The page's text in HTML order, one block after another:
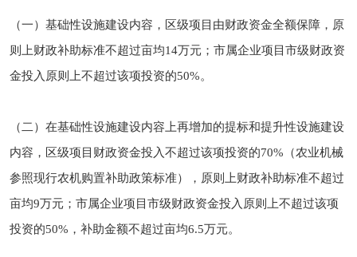
（一）基础性设施建设内容，区级项目由财政资金全额保障，原
则上财政补助标准不超过亩均14万元；市属企业项目市级财政资
金投入原则上不超过该项投资的50%。
（二）在基础性设施建设内容上再增加的提标和提升性设施建设
内容，区级项目财政资金投入不超过该项投资的70%（农业机械
参照现行农机购置补助政策标准），原则上财政补助标准不超过
亩均9万元；市属企业项目市级财政资金投入原则上不超过该项
投资的50%，补助金额不超过亩均6.5万元。